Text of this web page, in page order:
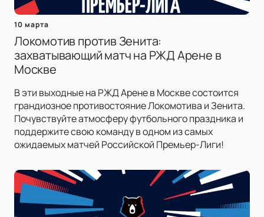
10 марта
Локомотив против Зенита:
захватывающий матч на РЖД Арене в
Москве
В эти выходные на РЖД Арене в Москве состоится
грандиозное противостояние Локомотива и Зенита.
Почувствуйте атмосферу футбольного праздника и
поддержите свою команду в одном из самых
ожидаемых матчей Российской Премьер-Лиги!